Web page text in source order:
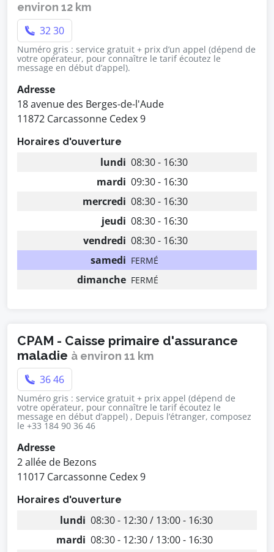
environ 12 km
32 30
Numéro gris : service gratuit + prix d’un appel (dépend de
votre opérateur, pour connaître le tarif écoutez le
message en début d’appel).
Adresse
18 avenue des Berges-de-l'Aude
11872 Carcassonne Cedex 9
Horaires d'ouverture
lundi 08:30 - 16:30
mardi 09:30 - 16:30
mercredi 08:30 - 16:30
jeudi 08:30 - 16:30
vendredi 08:30 - 16:30
samedi FERMÉ
dimanche FERMÉ
CPAM - Caisse primaire d'assurance
maladie à environ 11 km
36 46
Numéro gris : service gratuit + prix appel (dépend de
votre opérateur, pour connaître le tarif écoutez le
message en début d’appel) , Depuis l’étranger, composez
le +33 184 90 36 46
Adresse
2 allée de Bezons
11017 Carcassonne Cedex 9
Horaires d'ouverture
lundi 08:30 - 12:30 / 13:00 - 16:30
mardi 08:30 - 12:30 / 13:00 - 16:30